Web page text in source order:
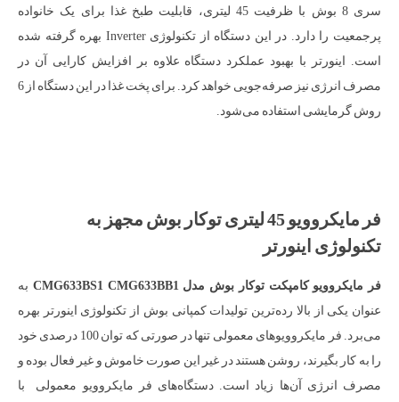
سری 8 بوش با ظرفیت 45 لیتری، قابلیت طبخ غذا برای یک خانواده
پرجمعیت را دارد. در این دستگاه از تکنولوژی Inverter بهره گرفته شده
است. اینورتر با بهبود عملکرد دستگاه علاوه بر افزایش کارایی آن در
مصرف انرژی نیز صرفه‌جویی خواهد کرد. برای پخت غذا در این دستگاه از 6
روش گرمایشی استفاده می‌شود.
فر مایکروویو 45 لیتری توکار بوش مجهز به
تکنولوژی اینورتر
فر مایکروویو کامپکت توکار بوش مدل CMG633BS1 CMG633BB1
به
عنوان یکی از بالا رده‌ترین تولیدات کمپانی بوش از تکنولوژی اینورتر بهره
می‌برد. فر مایکروویوهای معمولی تنها در صورتی که توان 100 درصدی خود
را به کار بگیرند، روشن هستند در غیر این صورت خاموش و غیر فعال بوده و
مصرف انرژی آن‌ها زیاد است. دستگاه‌های فر مایکروویو معمولی با